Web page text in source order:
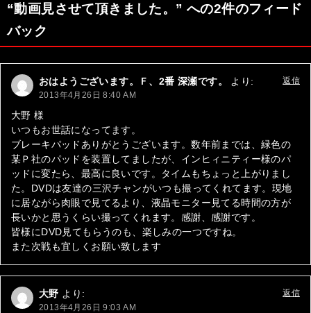
ゲ
ー
シ
ョ
ン
“動画見させて頂きました。” への2件のフィード
バック
おはようございます。Ｆ、2番 深瀬です。 より:
2013年4月26日 8:40 AM
大野 様
いつもお世話になってます。
ブレーキパッドありがとうございます。数年前までは、緑色の
某Ｐ社のパッドを装置してましたが、インヒィニティー様のパ
ッドに変たら、最高に良いです。タイムもちょっと上がりまし
た。DVDは友達の三沢チャンがいつも撮ってくれてます。現地
に居ながら肉眼で見てるより、液晶モニター見てる時間の方が
長いかと思うくらい撮ってくれます。感謝、感謝です。
皆様にDVD見てもらうのも、楽しみの一つですね。
また次戦も宜しくお願い致します
返信
大野 より:
2013年4月26日 9:03 AM
返信